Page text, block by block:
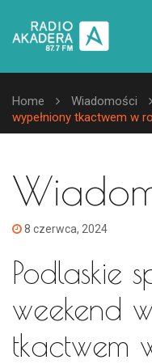
Home Wiadomości
wypełniony tkactwem w
8 czerwca, 2024
Podlaskie
weekend
tkactwem